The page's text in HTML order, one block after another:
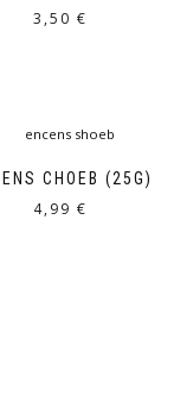
3,50 €
CHOEB (25G)
4,99 €